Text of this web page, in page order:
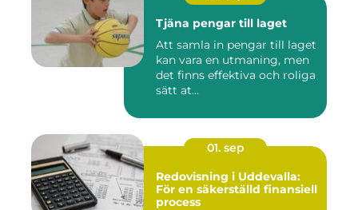
Tjäna pengar till laget
Att samla in pengar till laget
kan vara en utmaning, men
det finns effektiva och roliga
sätt at...
01. sep
Redovisning i Uddevalla:
För en säkerställd finansiell
process